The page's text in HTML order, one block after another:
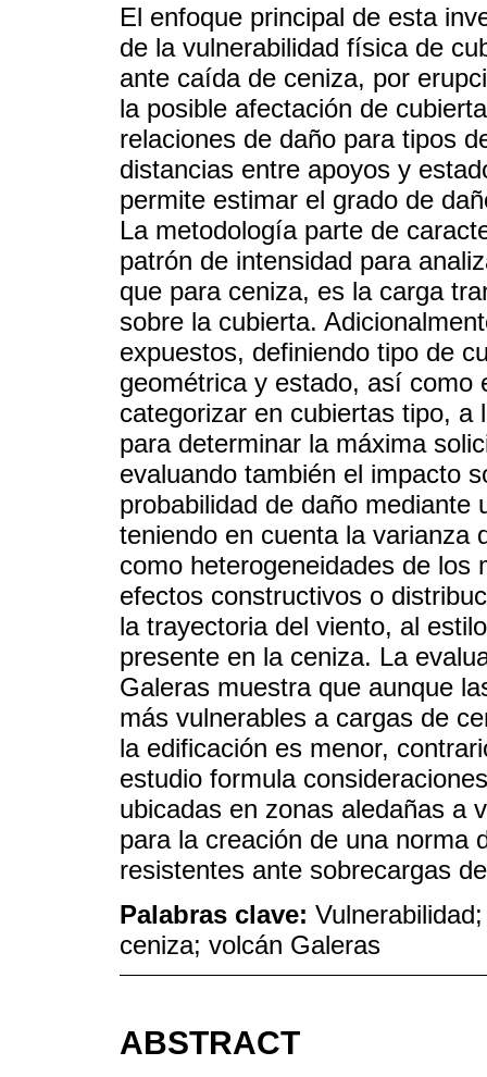
El enfoque principal de esta
de la vulnerabilidad física de
ante caída de ceniza, por
la posible afectación de
relaciones de daño para tipos
distancias entre apoyos y
permite estimar el grado de
La metodología parte de
patrón de intensidad para
que para ceniza, es la carga
sobre la cubierta.
expuestos, definiendo tipo de
geométrica y estado, así como
categorizar en cubiertas tipo, a
para determinar la máxima
evaluando también el impacto
probabilidad de daño mediante
teniendo en cuenta la varianza
como heterogeneidades de los
efectos constructivos o
la trayectoria del viento, al
presente en la ceniza. La
Galeras muestra que aunque
más vulnerables a cargas de
la edificación es menor,
estudio formula
ubicadas en zonas aledañas a
para la creación de una norma
resistentes ante sobrecargas
Palabras clave:
ceniza; volcán Galeras
ABSTRACT